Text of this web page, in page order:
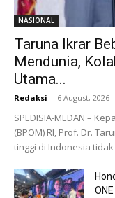
NASIONAL
Taruna Ikrar
Mendunia,
Utama...
Redaksi - 6 August, 2026
SPEDISIA-MEDAN –
(BPOM) RI, Prof. Dr.
tinggi di Indonesia